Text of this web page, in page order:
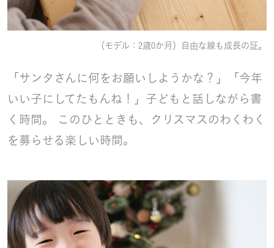
（モデル：2歳0か月）自由な線も成長の証。
「サンタさんに何をお願いしようかな？」「今年
いい子にしてたもんね！」子どもと話しながら書
く時間。 このひとときも、クリスマスのわくわく
を募らせる楽しい時間。